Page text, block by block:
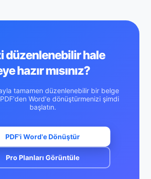
düzenlenebilir hale
hazır mısınız?
tamamen düzenlenebilir bir belge
Word'e dönüştürmenizi şimdi
başlatın.
PDF'i Word'e Dönüştür
Pro Planları Görüntüle